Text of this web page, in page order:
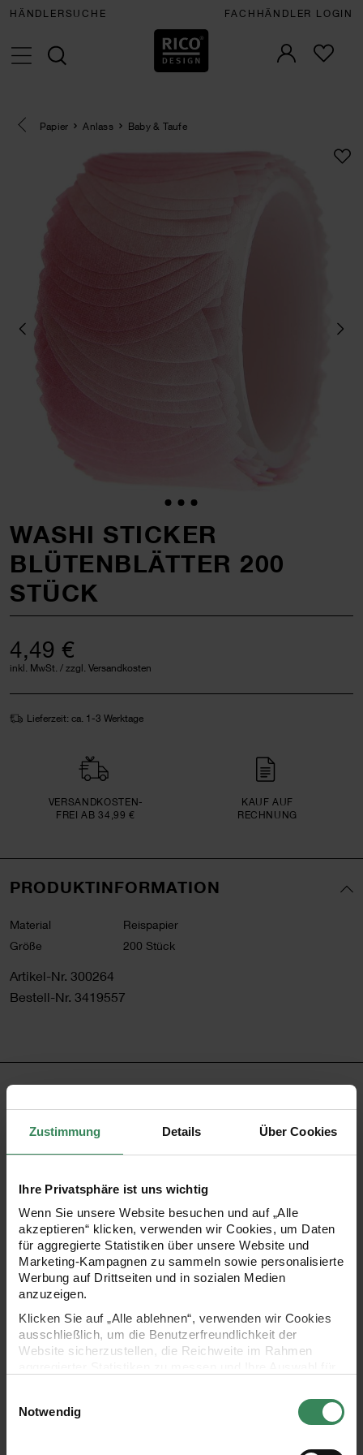
Zustimmung Details Über Cookies
Ihre Privatsphäre ist uns wichtig
Wenn Sie unsere Website besuchen und auf „Alle
akzeptieren“ klicken, verwenden wir Cookies, um Daten
für aggregierte Statistiken über unsere Website und
Marketing-Kampagnen zu sammeln sowie personalisierte
Werbung auf Drittseiten und in sozialen Medien
anzuzeigen.
Klicken Sie auf „Alle ablehnen“, verwenden wir Cookies
ausschließlich, um die Benutzerfreundlichkeit der
Website sicherzustellen, die Reichweite im Rahmen
Ihre Einwilligung ist freiwillig und kann jederzeit über den
Link „Cookie-Einstellungen“ im Fußbereich der Seite
Notwendig
HÄNDLERSUCHE FACHHÄNDLER LOGIN
Eine Kategorie zurück navigieren
Papier Anlass Baby & Taufe
WASHI STICKER
BLÜTENBLÄTTER 200
STÜCK
4,49 €
inkl. MwSt. / zzgl. Versandkosten
Lieferzeit: ca. 1-3 Werktage
VERSAND­KOSTEN­
FREI AB 34,99 €
KAUF AUF
RECHNUNG
PRODUKTINFORMATION
Material
Reispapier
Größe
200 Stück
Artikel-Nr. 300264
Bestell-Nr. 3419557
PRODUKTBESCHREIBUNG
Die in Form und Farbe unterschiedlichen Sticker aus
Reispapier eigenen sich zum Verzieren von Geschenken,
wirkt es, wenn die einzelnen Blütenblätter zu Kirschblüten
angeordnet aufgeklebt werden. Die Sticker sind
überlappend auf eine Rolle aufgebracht und einzeln
ablösbar. Eine Rolle enthält 200 Sticker. Die Sticker sind
nach dem Aufkleber auch wieder ablösbar und können
dadurch beliebig neu zusammengesetzt werden.
200 einzelne Sticker auf der Rolle
Material: Reispapier